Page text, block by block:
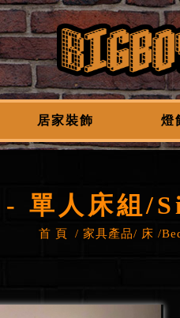
居家裝飾 燈
- 單人床組/
首 頁 家具產品 床 /